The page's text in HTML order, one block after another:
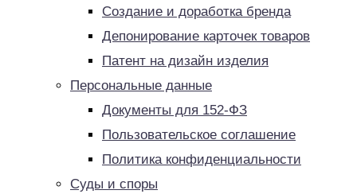
Создание и доработка бренда
Депонирование карточек товаров
Патент на дизайн изделия
Персональные данные
Документы для 152-ФЗ
Пользовательское соглашение
Политика конфиденциальности
Суды и споры